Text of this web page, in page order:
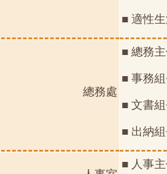
■ 適性
總務處
■ 總務
■ 事務
■ 文書
■ 出納
■ 人事